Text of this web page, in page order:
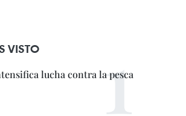
VISTO
lucha contra la pesca